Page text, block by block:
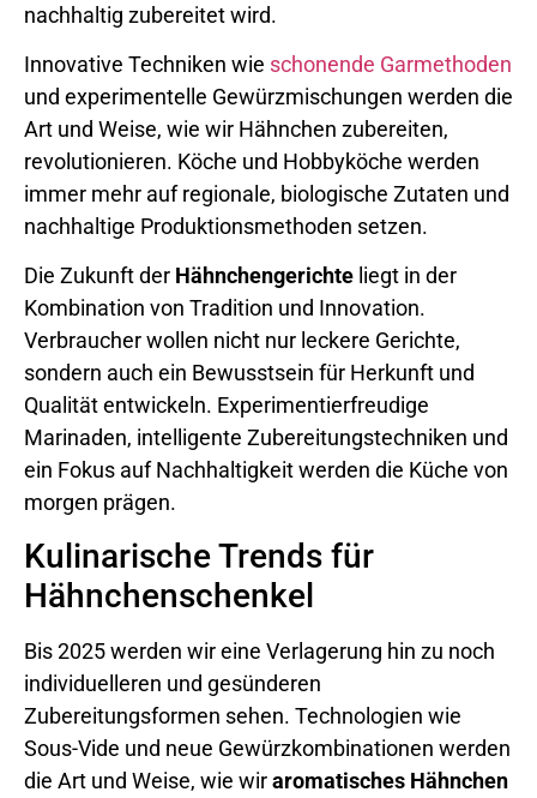
nachhaltig zubereitet wird.
Innovative Techniken wie schonende Garmethoden
und experimentelle Gewürzmischungen werden die
Art und Weise, wie wir Hähnchen zubereiten,
revolutionieren. Köche und Hobbyköche werden
immer mehr auf regionale, biologische Zutaten und
nachhaltige Produktionsmethoden setzen.
Die Zukunft der Hähnchengerichte liegt in der
Kombination von Tradition und Innovation.
Verbraucher wollen nicht nur leckere Gerichte,
sondern auch ein Bewusstsein für Herkunft und
Qualität entwickeln. Experimentierfreudige
Marinaden, intelligente Zubereitungstechniken und
ein Fokus auf Nachhaltigkeit werden die Küche von
morgen prägen.
Kulinarische Trends für
Hähnchenschenkel
Bis 2025 werden wir eine Verlagerung hin zu noch
individuelleren und gesünderen
Zubereitungsformen sehen. Technologien wie
Sous-Vide und neue Gewürzkombinationen werden
die Art und Weise, wie wiraromatisches Hähnchen